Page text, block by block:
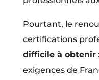
Pourtant, le
certifications
difficile à obtenir
exigences de